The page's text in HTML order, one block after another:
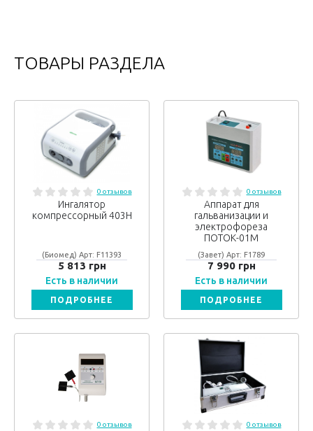
ТОВАРЫ РАЗДЕЛА
0 отзывов
Ингалятор
компрессорный 403H
(Биомед) Арт: F11393
5 813 грн
Есть в наличии
ПОДРОБНЕЕ
0 отзывов
Аппарат для
гальванизации и
электрофореза
ПОТОК-01М
(Завет) Арт: F1789
7 990 грн
Есть в наличии
ПОДРОБНЕЕ
0 отзывов 0 отзывов